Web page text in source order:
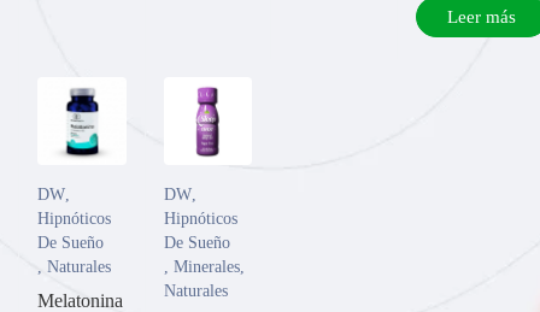
Leer más
DW,
Hipnóticos
De Sueño
, Naturales
Melatonina
DW,
Hipnóticos
De Sueño
, Minerales,
Naturales